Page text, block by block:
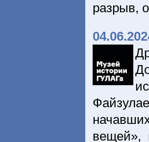
разрыв,
вещей»,